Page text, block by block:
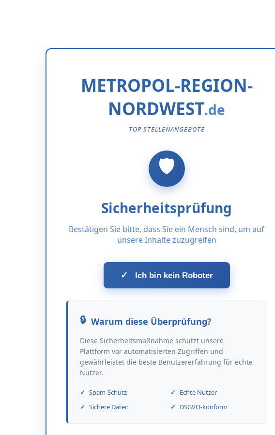
METROPOL-REGION-
NORDWEST
TOP STELLENANGEBOTE
Sicherheitsprüfung
Bestätigen Sie bitte, dass Sie ein Mensch sind, um auf
unsere Inhalte zuzugreifen
✓ Ich bin kein Roboter
Warum diese Überprüfung?
Diese Sicherheitsmaßnahme schützt unsere
Plattform vor automatisierten Zugriffen und
gewährleistet die beste Benutzererfahrung für echte
Nutzer.
Spam-Schutz
Echte Nutzer
Sichere Daten
DSGVO-konform